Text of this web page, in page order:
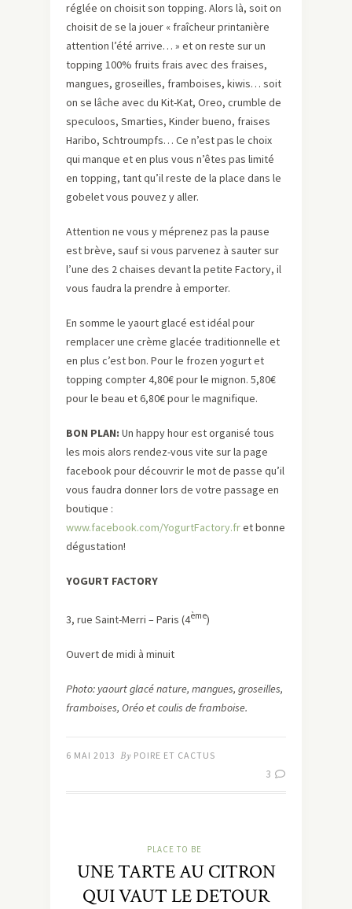
réglée on choisit son topping. Alors là, soit on
choisit de se la jouer « fraîcheur printanière
attention l’été arrive… » et on reste sur un
topping 100% fruits frais avec des fraises,
mangues, groseilles, framboises, kiwis… soit
on se lâche avec du Kit-Kat, Oreo, crumble de
speculoos, Smarties, Kinder bueno, fraises
Haribo, Schtroumpfs… Ce n’est pas le choix
qui manque et en plus vous n’êtes pas limité
en topping, tant qu’il reste de la place dans le
gobelet vous pouvez y aller.
Attention ne vous y méprenez pas la pause
est brève, sauf si vous parvenez à sauter sur
l’une des 2 chaises devant la petite Factory, il
vous faudra la prendre à emporter.
En somme le yaourt glacé est idéal pour
remplacer une crème glacée traditionnelle et
en plus c’est bon. Pour le frozen yogurt et
topping compter 4,80€ pour le mignon. 5,80€
pour le beau et 6,80€ pour le magnifique.
BON PLAN: Un happy hour est organisé tous
les mois alors rendez-vous vite sur la page
facebook pour découvrir le mot de passe qu’il
vous faudra donner lors de votre passage en
boutique :
www.facebook.com/YogurtFactory.fret bonne
dégustation!
YOGURT FACTORY
3, rue Saint-Merri – Paris (4ème)
Ouvert de midi à minuit
Photo: yaourt glacé nature, mangues, groseilles,
framboises, Oréo et coulis de framboise.
6 MAI 2013 By POIRE ET CACTUS
3
PLACE TO BE
UNE TARTE AU CITRON
QUI VAUT LE DETOUR